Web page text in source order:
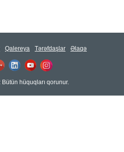
Qalereya Tərəfdaşlar Əlaqə
hüquqları qorunur.